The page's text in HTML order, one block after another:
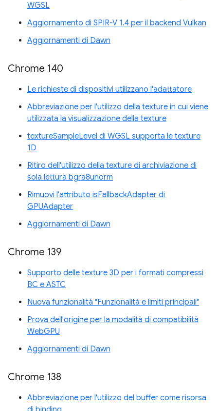
WGSL
Aggiornamento di SPIR-V 1.4 per il backend Vulkan
Aggiornamenti di Dawn
Chrome 140
Le richieste di dispositivi utilizzano l'adattatore
Abbreviazione per l'utilizzo della texture in cui viene
utilizzata la visualizzazione della texture
textureSampleLevel di WGSL supporta le texture
1D
Ritiro dell'utilizzo della texture di archiviazione di
sola lettura bgra8unorm
Rimuovi l'attributo isFallbackAdapter di
GPUAdapter
Aggiornamenti di Dawn
Chrome 139
Supporto delle texture 3D per i formati compressi
BC e ASTC
Nuova funzionalità "Funzionalità e limiti principali"
Prova dell'origine per la modalità di compatibilità
WebGPU
Aggiornamenti di Dawn
Chrome 138
Abbreviazione per l'utilizzo del buffer come risorsa